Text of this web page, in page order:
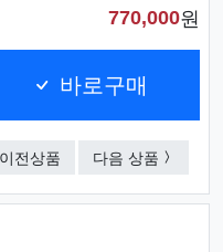
770,000원
바로구매
이전상품 스프링 다이어리 (25절
다음 상품 스프링